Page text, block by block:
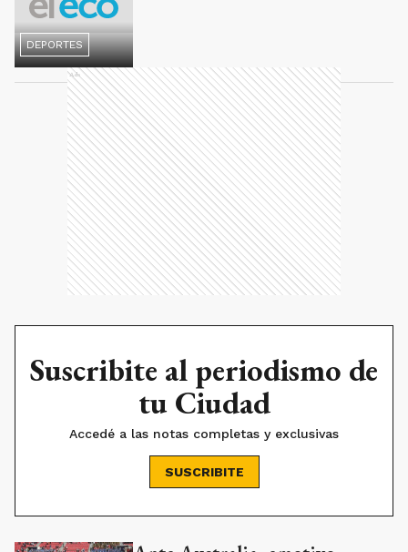
DEPORTES
Ads
Suscribite al periodismo de
tu Ciudad
Accedé a las notas completas y exclusivas
SUSCRIBITE